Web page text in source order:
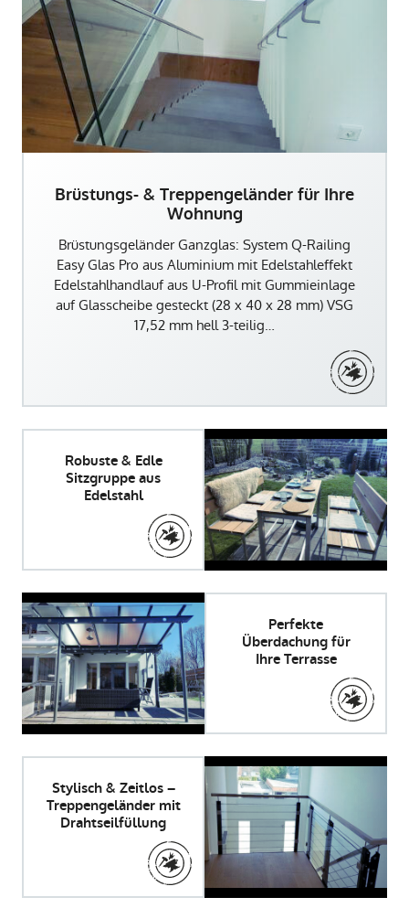
Brüstungs- & Treppengeländer für Ihre
Wohnung
Brüstungsgeländer Ganzglas: System Q-Railing
Easy Glas Pro aus Aluminium mit Edelstahleffekt
Edelstahlhandlauf aus U-Profil mit Gummieinlage
auf Glasscheibe gesteckt (28 x 40 x 28 mm) VSG
17,52 mm hell 3-teilig…
Robuste & Edle
Sitzgruppe aus
Edelstahl
Perfekte
Überdachung für
Ihre Terrasse
Stylisch & Zeitlos –
Treppengeländer mit
Drahtseilfüllung